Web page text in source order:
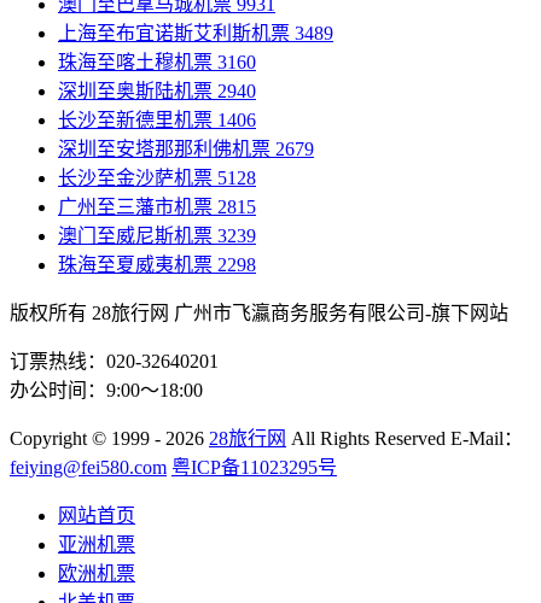
澳门至巴拿马城机票 9931
上海至布宜诺斯艾利斯机票 3489
珠海至喀土穆机票 3160
深圳至奥斯陆机票 2940
长沙至新德里机票 1406
深圳至安塔那那利佛机票 2679
长沙至金沙萨机票 5128
广州至三藩市机票 2815
澳门至威尼斯机票 3239
珠海至夏威夷机票 2298
版权所有 28旅行网 广州市飞瀛商务服务有限公司-旗下网站
订票热线：020-32640201
办公时间：9:00～18:00
Copyright © 1999 - 2026 28旅行网 All Rights Reserved E-Mail：
feiying@fei580.com 粤ICP备11023295号
网站首页
亚洲机票
欧洲机票